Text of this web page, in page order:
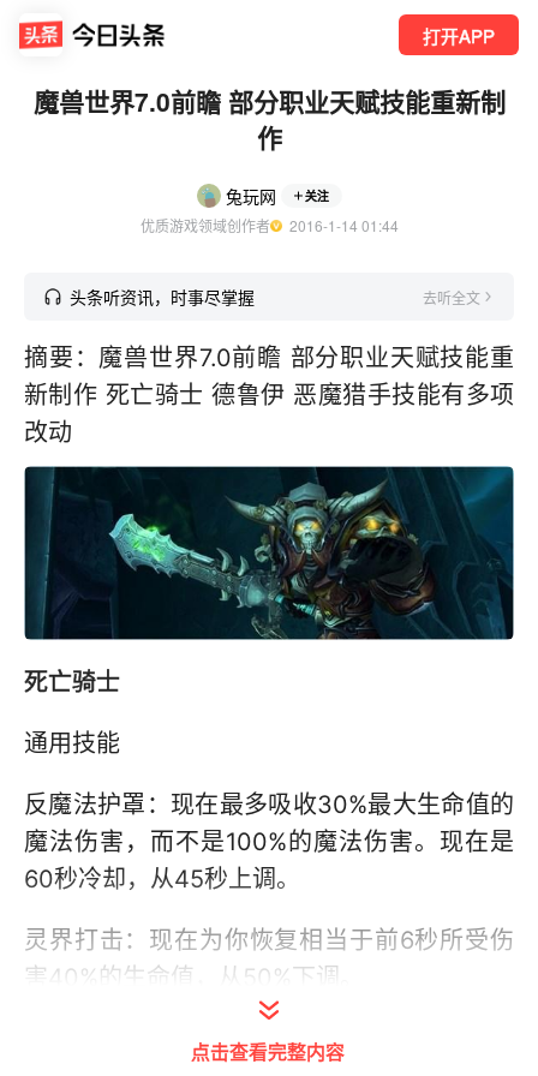
打开APP
魔兽世界7.0前瞻 部分职业天赋技能重新制
作
兔玩网 关注
优质游戏领域创作者
  2016-1-14 01:44
头条听资讯，时事尽掌握 去听全文
摘要：魔兽世界7.0前瞻 部分职业天赋技能重
新制作 死亡骑士 德鲁伊 恶魔猎手技能有多项
改动
死亡骑士
通用技能
反魔法护罩：现在最多吸收30%最大生命值的
魔法伤害，而不是100%的魔法伤害。现在是
60秒冷却，从45秒上调。
灵界打击：现在为你恢复相当于前6秒所受伤
害40%的生命值，从50%下调。
点击查看完整内容